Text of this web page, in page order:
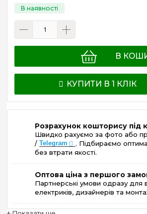
В
КУПИТИ В 1 КЛІК
Розрахунок кошторису під
Швидко рахуємо за фото або
/ Telegram
. Підбираємо
без втрати якості.
Оптова ціна з першого
Партнерські умови одразу для
електриків, дизайнерів та